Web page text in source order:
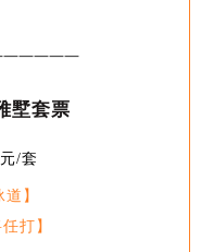
墅套票
元/套
】
打】